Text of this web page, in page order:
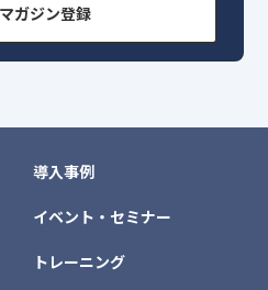
ガジン登録
導入事例
イベント・セミナー
トレーニング